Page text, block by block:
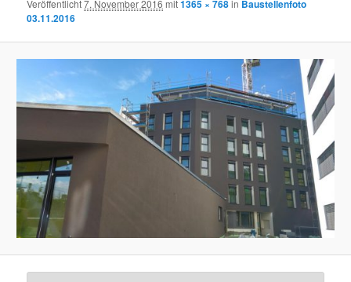
Veröffentlicht7. November 2016 mit1365 × 768in Baustellenfoto
03.11.2016